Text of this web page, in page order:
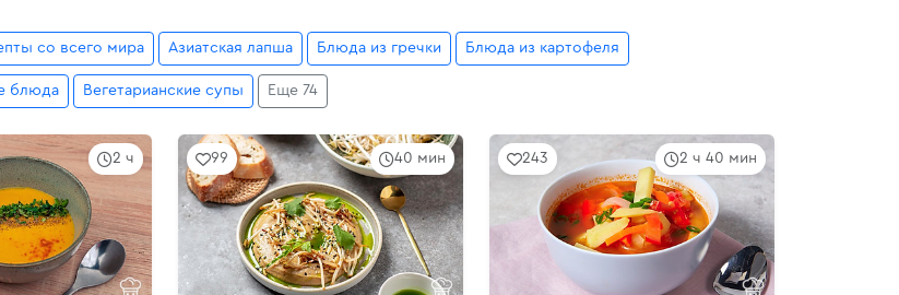
со всего мира Азиатская лапша Блюда из гречки Блюда из картофеля
блюда Вегетарианские супы Еще 74
2 ч 40 мин
99 2 ч 40 мин
243